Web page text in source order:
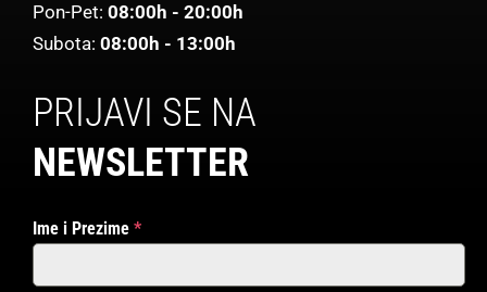
Pon-Pet: 08:00h - 20:00h
Subota: 08:00h - 13:00h
PRIJAVI SE NA
NEWSLETTER
Ime i Prezime *